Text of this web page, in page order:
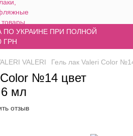
ПО УКРАИНЕ ПРИ ПОЛНОЙ
ГРН
VALERI Гель лак Valeri Color
Color №14 цвет
6 мл
отзыв